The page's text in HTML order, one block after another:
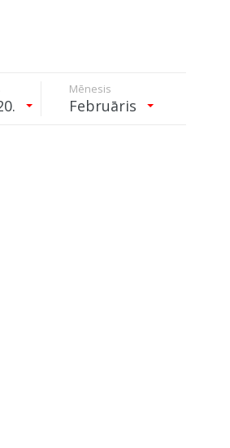
Mēnesis
Februāris